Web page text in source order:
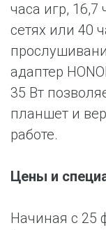
часа игр,
сетях или 40
адаптер
35 Вт
планшет и
работе.
Цены и
Начиная с 25